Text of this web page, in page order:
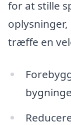
for at stille
træffe en